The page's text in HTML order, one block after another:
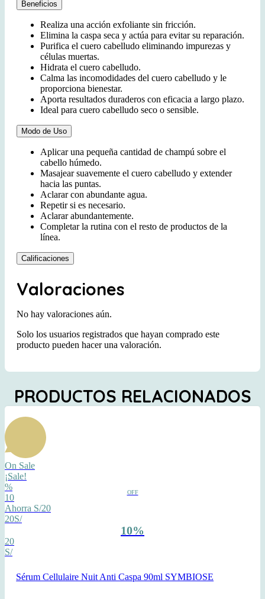
Beneficios
Realiza una acción exfoliante sin fricción.
Elimina la caspa seca y actúa para evitar su reparación.
Purifica el cuero cabelludo eliminando impurezas y
células muertas.
Hidrata el cuero cabelludo.
Calma las incomodidades del cuero cabelludo y le
proporciona bienestar.
Aporta resultados duraderos con eficacia a largo plazo.
Ideal para cuero cabelludo seco o sensible.
Modo de Uso
Aplicar una pequeña cantidad de champú sobre el
cabello húmedo.
Masajear suavemente el cuero cabelludo y extender
hacia las puntas.
Aclarar con abundante agua.
Repetir si es necesario.
Aclarar abundantemente.
Completar la rutina con el resto de productos de la
línea.
Calificaciones
Valoraciones
No hay valoraciones aún.
Solo los usuarios registrados que hayan comprado este
producto pueden hacer una valoración.
PRODUCTOS RELACIONADOS
On Sale
¡Sale!
%
OFF
10
Ahorra S/20
20S/
10%
20
S/
Sérum Cellulaire Nuit Anti Caspa 90ml SYMBIOSE